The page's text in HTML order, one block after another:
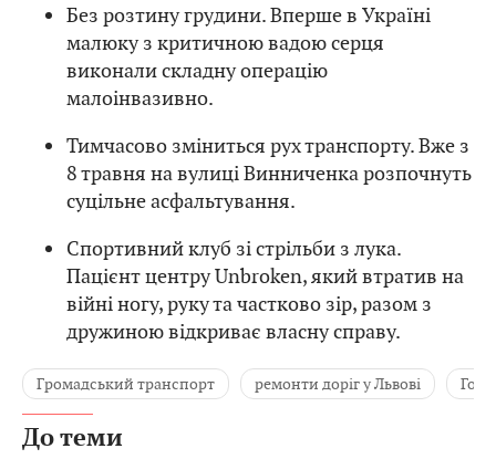
Без розтину грудини. Вперше в Україні
малюку з критичною вадою серця
виконали складну операцію
малоінвазивно.
Тимчасово зміниться рух транспорту. Вже з
8 травня на вулиці Винниченка розпочнуть
суцільне асфальтування.
Спортивний клуб зі стрільби з лука.
Пацієнт центру Unbroken, який втратив на
війні ногу, руку та частково зір, разом з
дружиною відкриває власну справу.
Громадський транспорт ремонти доріг у Львові
До теми